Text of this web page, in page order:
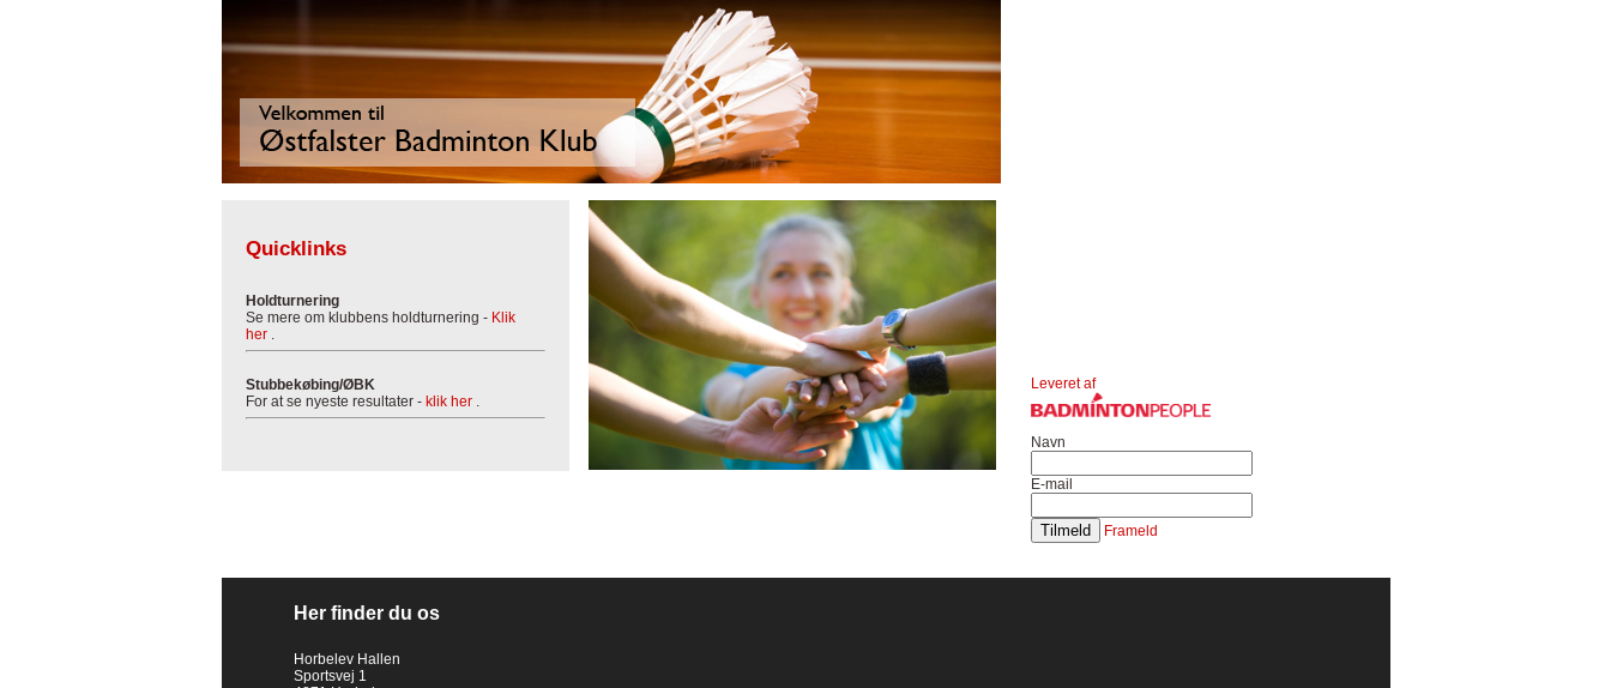
Quicklinks
Holdturnering
Se mere om klubbens holdturnering - Klik
her.
Stubbekøbing/ØBK
For at se nyeste resultater - klik her.
Leveret af
Navn
E-mail
Frameld
Her finder du os
Horbelev Hallen
Sportsvej 1